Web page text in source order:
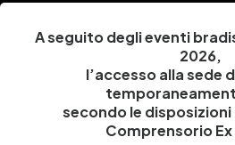
Codice fiscale e Partita Iva07936981211
NA 920756
A seguito degli eventi
2026,
l’accesso alla sede
secondo le
Comprensorio